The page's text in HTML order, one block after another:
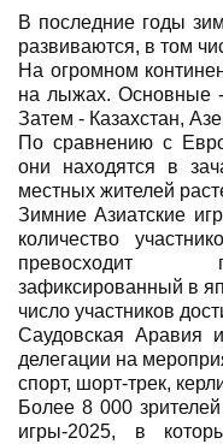
В последние годы
развиваются, в том
На огромном
на лыжах. Основные
Затем - Казахстан,
По сравнению с
они находятся в
местных жителей
Зимние Азиатские
количество
превосходит
зафиксированный в
число участников
Саудовская Аравия
делегации на
спорт, шорт-трек,
Более 8 000
игры-2025, в